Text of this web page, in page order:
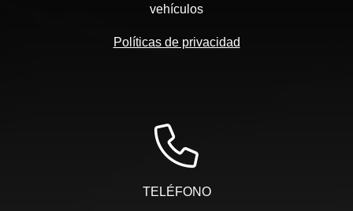
vehículos
Políticas de privacidad
TELÉFONO